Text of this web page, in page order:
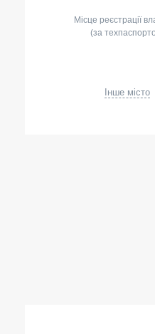
Місце реєстрації
(за
Інше місто